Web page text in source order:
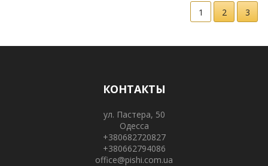
1 2 3
КОНТАКТЫ
ул. Пастера, 50
Одесса
+380682720827
+380662794086
office@pishi.com.ua